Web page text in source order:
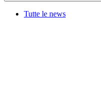
Tutte le news